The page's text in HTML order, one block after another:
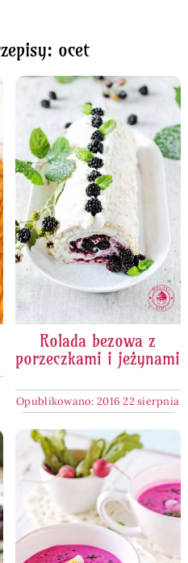
ocet
Rolada bezowa z
porzeczkami i jeżynami
Opublikowano: 2016 22 sierpnia